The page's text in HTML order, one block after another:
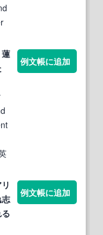
例文帳に追加
例文帳に追加